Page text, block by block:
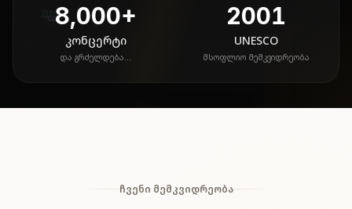
8,000+
კონცერტი
და გრძელდება...
2001
UNESCO
მსოფლიო მემკვიდრეობა
ᲩᲕᲔᲜᲘ ᲛᲔᲛᲙᲕᲘᲓᲠᲔᲝᲑᲐ